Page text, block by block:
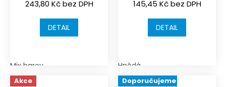
500x500x18 mm
| spojení puzzle
243,80 Kč bez DPH
DETAIL
Mix barev
500x500x18 mm
| spojení puzzle
145,45 Kč bez DPH
DETAIL
Hnědá
Akce
Doporučujeme